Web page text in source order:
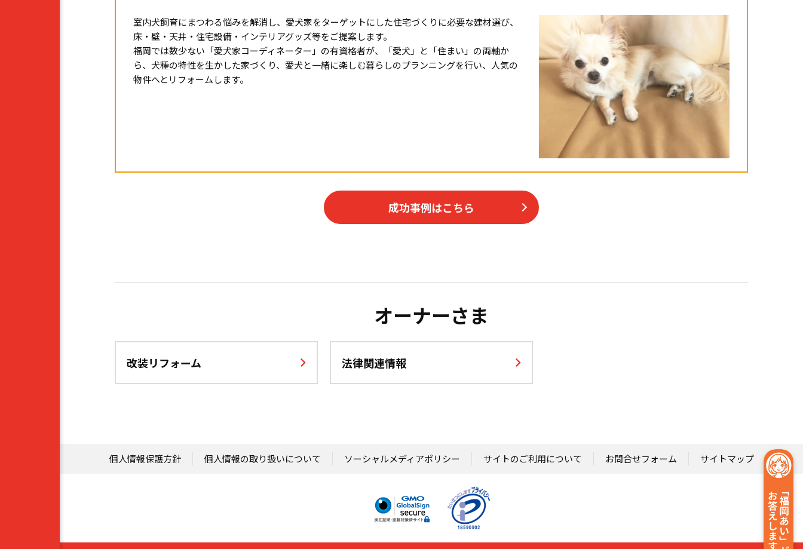
室内犬飼育にまつわる悩みを解消し、愛犬家をターゲットにした住宅づくりに必要な建材選び、
床・壁・天井・住宅設備・インテリアグッズ等をご提案します。
福岡では数少ない「愛犬家コーディネーター」の有資格者が、「愛犬」と「住まい」の両軸か
ら、犬種の特性を生かした家づくり、愛犬と一緒に楽しむ暮らしのプランニングを行い、人気の
物件へとリフォームします。
成功事例はこちら
オーナーさま
改装リフォーム 法律関連情報
個人情報保護方針 個人情報の取り扱いについて ソーシャルメディアポリシー サイトのご利用について お問合せフォーム サイトマップ